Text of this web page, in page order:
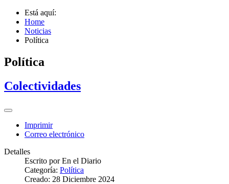
Está aquí:
Home
Noticias
Política
Política
Colectividades
Imprimir
Correo electrónico
Detalles
Escrito porEn el Diario
Categoría: Política
Creado: 28 Diciembre 2024